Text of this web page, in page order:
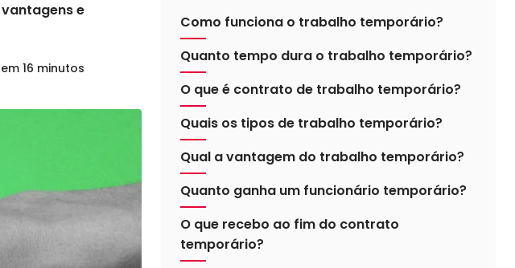
e
16 minutos
Como funciona o trabalho temporário?
Quanto tempo dura o trabalho temporário?
O que é contrato de trabalho temporário?
Quais os tipos de trabalho temporário?
Qual a vantagem do trabalho temporário?
Quanto ganha um funcionário temporário?
O que recebo ao fim do contrato
temporário?